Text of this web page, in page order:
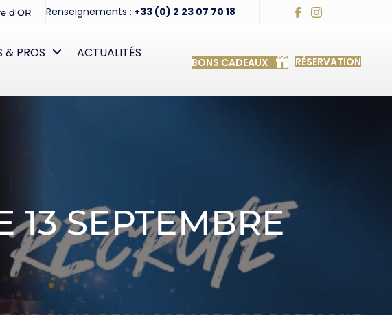
d'OR Renseignements : +33 (0) 2 23 07 70 18
& PROS
ACTUALITÉS
BONS CADEAUX RÉSERVATION
SEPTEMBRE